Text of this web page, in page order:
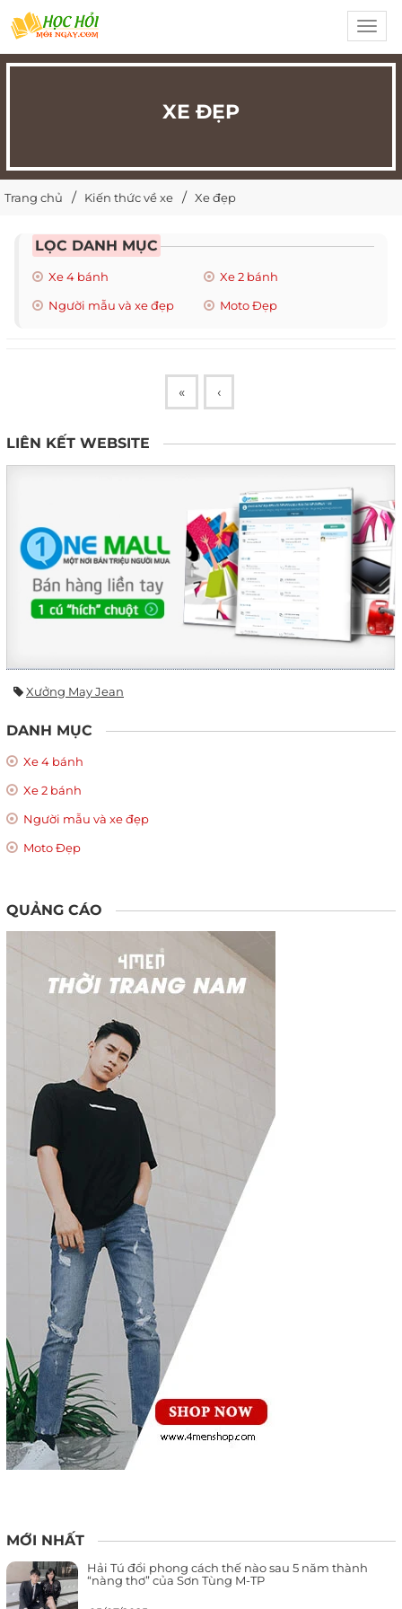
XE ĐẸP
Trang chủ Kiến thức về xe Xe đẹp
LỌC DANH MỤC
Xe 4 bánh
Xe 2 bánh
Người mẫu và xe đẹp
Moto Đẹp
« ‹
LIÊN KẾT WEBSITE
Xưởng May Jean
DANH MỤC
Xe 4 bánh
Xe 2 bánh
Người mẫu và xe đẹp
Moto Đẹp
QUẢNG CÁO
MỚI NHẤT
Hải Tú đổi phong cách thế nào sau 5 năm thành
“nàng thơ” của Sơn Tùng M-TP